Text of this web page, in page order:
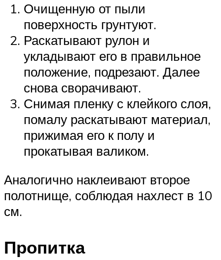
Очищенную от пыли
поверхность грунтуют.
Раскатывают рулон и
укладывают его в правильное
положение, подрезают. Далее
снова сворачивают.
Снимая пленку с клейкого слоя,
помалу раскатывают материал,
прижимая его к полу и
прокатывая валиком.
Аналогично наклеивают второе
полотнище, соблюдая нахлест в 10
см.
Пропитка